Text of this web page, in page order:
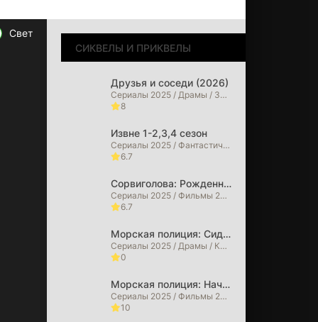
Свет
СИКВЕЛЫ И ПРИКВЕЛЫ
Друзья и соседи (2026)
Сериалы 2025 / Драмы / Зарубежные сериалы / Сериалы 2026 года
8
Извне 1-2,3,4 сезон
Сериалы 2025 / Фантастические / Детективы / Драмы / Триллеры / Ужасы / Фильмы 2025 / Фильмы 2026 / Зарубежные сериалы / Сериалы 2026 года
6.7
Сорвиголова: Рожденный заново (2026)
Сериалы 2025 / Фильмы 2025 / Фильмы в 4K / Криминальные фильмы / Боевики / Драмы / Фильмы-приключения / Триллеры / Фэнтези / Фантастические / Сериалы 2026 года / Фильмы 2026
6.7
Морская полиция: Сидней (2026)
Сериалы 2025 / Драмы / Криминальные фильмы / Сериалы 2026 года
0
Морская полиция: Начало (2026)
Сериалы 2025 / Фильмы 2025 / Драмы / Криминальные фильмы / Сериалы 2026 года
10